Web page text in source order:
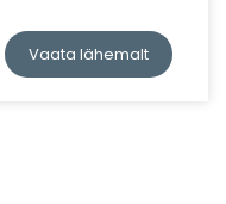
Vaata lähemalt